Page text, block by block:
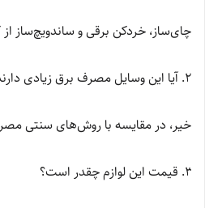
چای‌ساز، خردکن برقی و ساندویچ‌ساز
آیا این وسایل مصرف برق زیادی
خیر، در مقایسه با روش‌های سنتی
قیمت این لوازم چقدر است؟